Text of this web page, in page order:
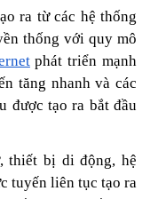
ra từ các hệ thống
thống với quy mô
phát triển mạnh
tăng nhanh và các
được tạo ra bắt đầu
thiết bị di động, hệ
tuyến liên tục tạo ra